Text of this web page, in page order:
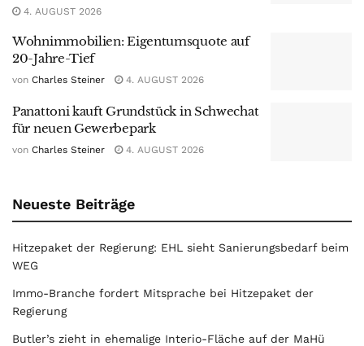
4. AUGUST 2026
Wohnimmobilien: Eigentumsquote auf
20-Jahre-Tief
von Charles Steiner 4. AUGUST 2026
Panattoni kauft Grundstück in Schwechat
für neuen Gewerbepark
von Charles Steiner 4. AUGUST 2026
Neueste Beiträge
Hitzepaket der Regierung: EHL sieht Sanierungsbedarf beim
WEG
Immo-Branche fordert Mitsprache bei Hitzepaket der
Regierung
Butler’s zieht in ehemalige Interio-Fläche auf der MaHü